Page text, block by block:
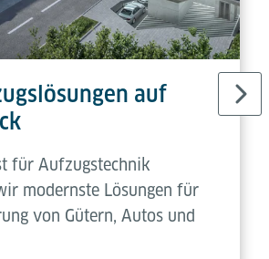
auf
für Aufzugstechnik
modernste Lösungen für
von Gütern, Autos und